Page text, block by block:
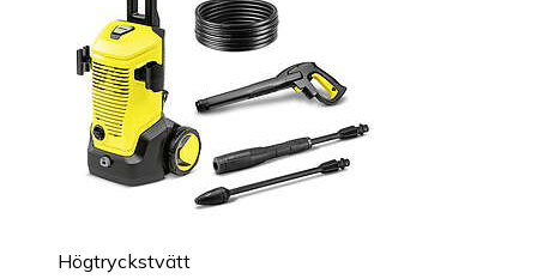
Högtryckstvätt